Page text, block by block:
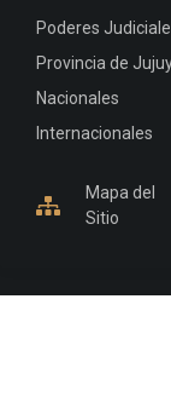
Poderes
Provincia de
Nacionales
Internacionales
Mapa del
Sitio